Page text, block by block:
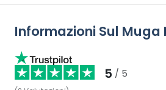
Informazioni Sul Muga
5 / 5